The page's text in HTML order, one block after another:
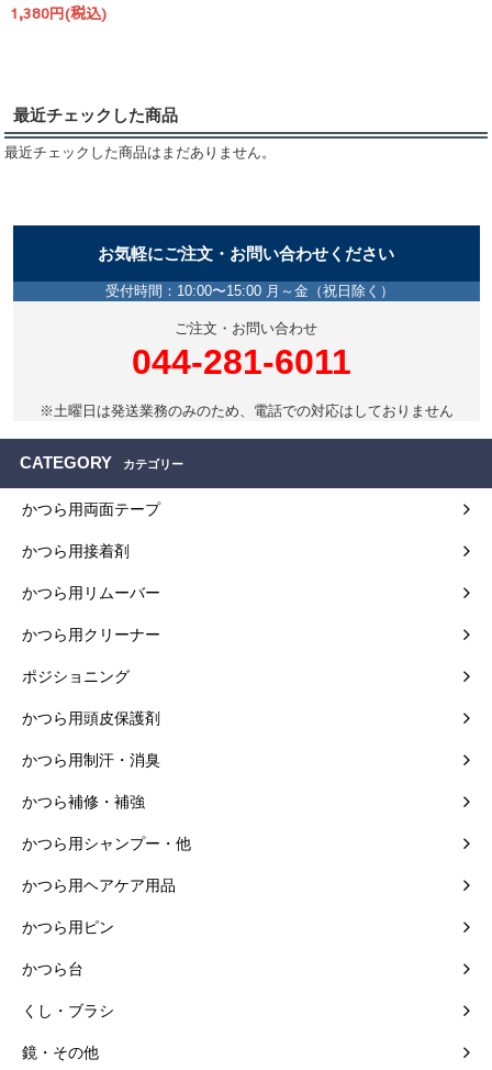
1,380円(税込)
最近チェックした商品
最近チェックした商品はまだありません。
お気軽にご注文・お問い合わせください
受付時間：10:00〜15:00 月～金（祝日除く）
ご注文・お問い合わせ
044-281-6011
※土曜日は発送業務のみのため、電話での対応はしておりません
CATEGORY カテゴリー
かつら用両面テープ
かつら用接着剤
かつら用リムーバー
かつら用クリーナー
ポジショニング
かつら用頭皮保護剤
かつら用制汗・消臭
かつら補修・補強
かつら用シャンプー・他
かつら用ヘアケア用品
かつら用ピン
かつら台
くし・ブラシ
鏡・その他